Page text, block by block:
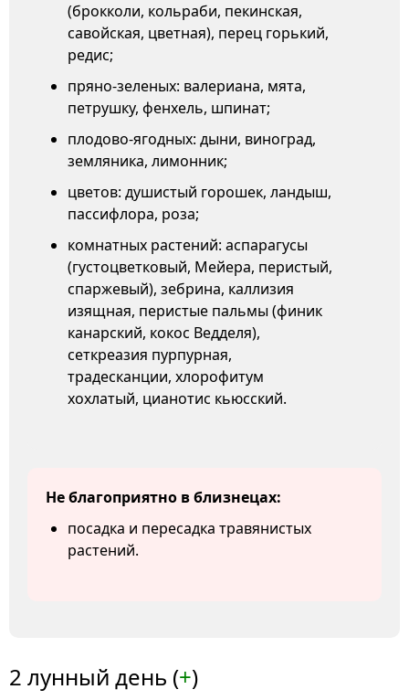
(брокколи, кольраби, пекинская,
савойская, цветная), перец горький,
редис;
пряно-зеленых: валериана, мята,
петрушку, фенхель, шпинат;
плодово-ягодных: дыни, виноград,
земляника, лимонник;
цветов: душистый горошек, ландыш,
пассифлора, роза;
комнатных растений: аспарагусы
(густоцветковый, Мейера, перистый,
спаржевый), зебрина, каллизия
изящная, перистые пальмы (финик
канарский, кокос Ведделя),
сеткреазия пурпурная,
традесканции, хлорофитум
хохлатый, цианотис кьюсский.
Не благоприятно в близнецах:
посадка и пересадка травянистых
растений.
2 лунный день (+)